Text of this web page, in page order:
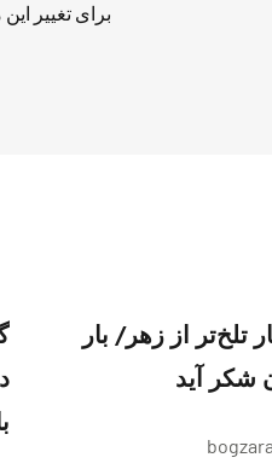
برای تغییر
تلخ‌تر از زهر/ بار
شکر آید